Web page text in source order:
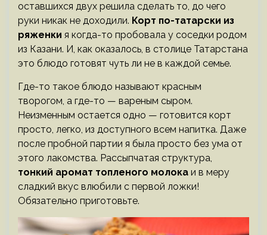
оставшихся двух решила сделать то, до чего
руки никак не доходили. Корт по-татарски из
ряженки я когда-то пробовала у соседки родом
из Казани. И, как оказалось, в столице Татарстана
это блюдо готовят чуть ли не в каждой семье.
Где-то такое блюдо называют красным
творогом, а где-то — вареным сыром.
Неизменным остается одно — готовится корт
просто, легко, из доступного всем напитка. Даже
после пробной партии я была просто без ума от
этого лакомства. Рассыпчатая структура,
тонкий аромат топленого молока и в меру
сладкий вкус влюбили с первой ложки!
Обязательно приготовьте.